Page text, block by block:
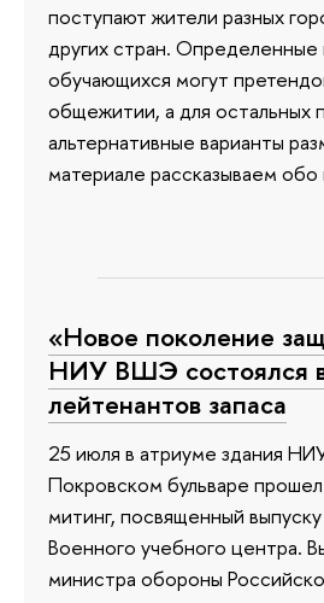
поступают жители разных
других стран. Определенные
обучающихся могут
общежитии, а для остальных
альтернативные варианты
материале рассказываем
«Новое поколение
НИУ ВШЭ состоялся
лейтенантов запаса
25 июля в атриуме здания
Покровском бульваре
митинг, посвященный
Военного учебного центра.
министра обороны